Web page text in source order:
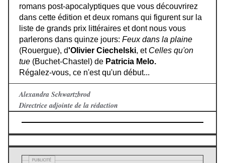
romans post-apocalyptiques que vous découvrirez
dans cette édition et deux romans qui figurent sur la
liste de grands prix littéraires et dont nous vous
parlerons dans quinze jours: Feux dans la plaine
(Rouergue), d'Olivier Ciechelski, et Celles qu'on
tue (Buchet-Chastel) de Patricia Melo.
Régalez-vous, ce n'est qu'un début...
Alexandra Schwartzbrod
Directrice adjointe de la rédaction